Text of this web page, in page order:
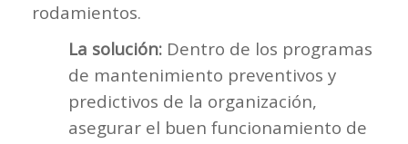
rodamientos.
La solución: Dentro de los programas
de mantenimiento preventivos y
predictivos de la organización,
asegurar el buen funcionamiento de